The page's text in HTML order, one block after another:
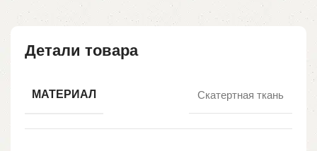
Детали товара
МАТЕРИАЛ Скатертная ткань